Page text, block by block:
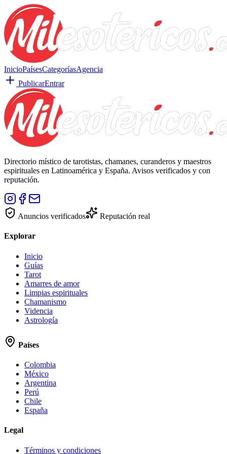
InicioPaísesCategoríasAgencia
PublicarEntrar
Directorio místico de tarotistas, chamanes, curanderos y maestros
espirituales en Latinoamérica y España. Avisos verificados y con
reputación.
Anuncios verificados Reputación real
Explorar
Inicio
Guías
Tarot
Amarres de amor
Limpias espirituales
Chamanismo
Videncia
Astrología
Países
Colombia
México
Argentina
Perú
Chile
España
Legal
Términos y condiciones